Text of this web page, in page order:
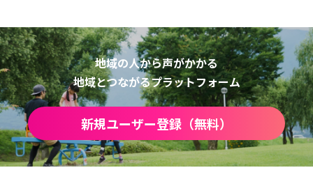
地域の人から声がかかる
地域とつながるプラットフォーム
新規ユーザー登録（無料）